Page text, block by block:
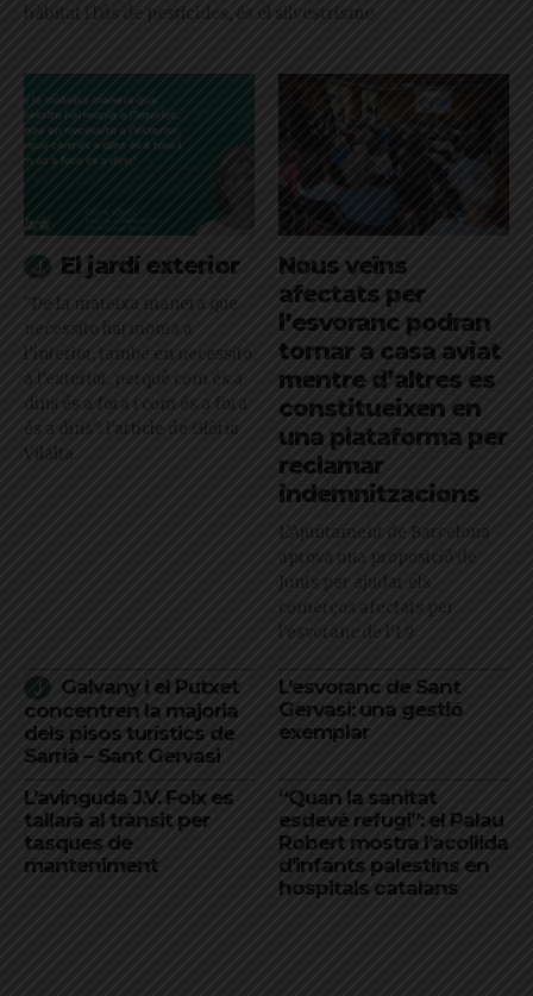
hàbitat i l'ús de pesticides, és el silvestrisme
El jardí exterior
"De la mateixa manera que
necessito harmonia a
l’interior, també en necessito
a l’exterior, perquè com és a
dins és a fora i com és a fora
és a dins": l'article de Glòria
Vilalta
Nous veïns
afectats per
l’esvoranc podran
tornar a casa aviat
mentre d’altres es
constitueixen en
una plataforma per
reclamar
indemnitzacions
L’Ajuntament de Barcelona
aprova una proposició de
Junts per ajudar els
comerços afectats per
l'esvoranc de l'L9
Galvany i el Putxet
concentren la majoria
dels pisos turístics de
Sarrià – Sant Gervasi
L’esvoranc de Sant
Gervasi: una gestió
exemplar
L’avinguda J.V. Foix es
tallarà al trànsit per
tasques de
manteniment
“Quan la sanitat
esdevé refugi”: el Palau
Robert mostra l’acollida
d’infants palestins en
hospitals catalans